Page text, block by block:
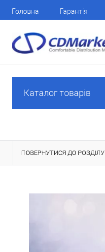
Головна Гарантія
Каталог товарів
ПОВЕРНУТИСЯ ДО РОЗДІЛУ